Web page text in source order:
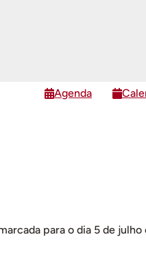
Agenda
para o dia 5 de julho